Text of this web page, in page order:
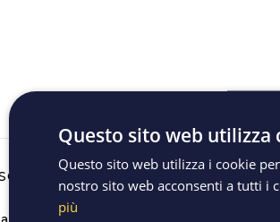
PERMANENTE 400 ML
Questo sito web utilizza
Questo sito web utilizza i cookie
nostro sito web acconsenti a tutti i
più